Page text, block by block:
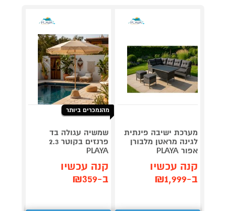
מערכת ישיבה פינתית
לגינה מראטן מלבורן
אפור PLAYA
קנה עכשיו
ב-₪1,999
מהנמכרים ביותר
שמשיה עגולה בד
פרנזים בקוטר 2.3
PLAYA
קנה עכשיו
ב-₪359